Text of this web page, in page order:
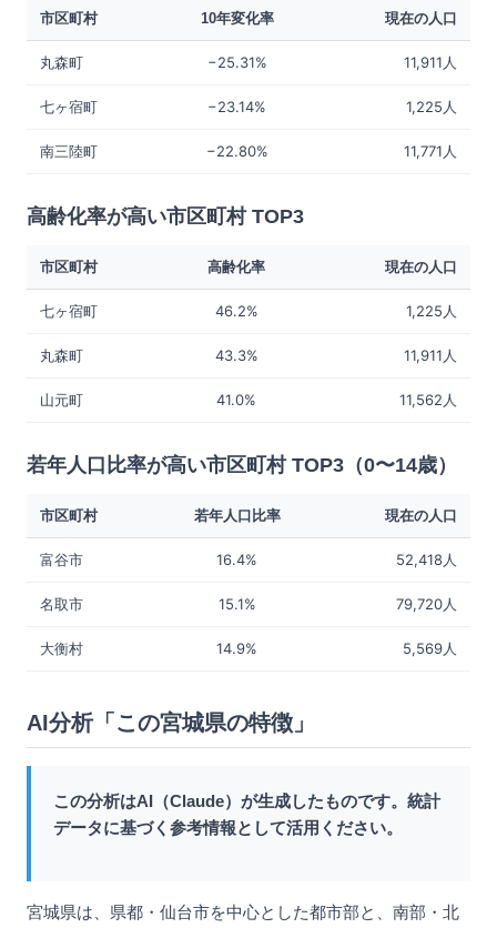
市区町村 10年変化率 現在の人口
丸森町 −25.31% 11,911人
七ヶ宿町 −23.14% 1,225人
南三陸町 −22.80% 11,771人
高齢化率が高い市区町村 TOP3
市区町村 高齢化率 現在の人口
七ヶ宿町 46.2% 1,225人
丸森町 43.3% 11,911人
山元町 41.0% 11,562人
若年人口比率が高い市区町村 TOP3（0〜14歳）
市区町村 若年人口比率 現在の人口
富谷市 16.4% 52,418人
名取市 15.1% 79,720人
大衡村 14.9% 5,569人
AI分析「この宮城県の特徴」
この分析はAI（Claude）が生成したものです。統計
データに基づく参考情報として活用ください。
宮城県は、県都・仙台市を中心とした都市部と、南部・北